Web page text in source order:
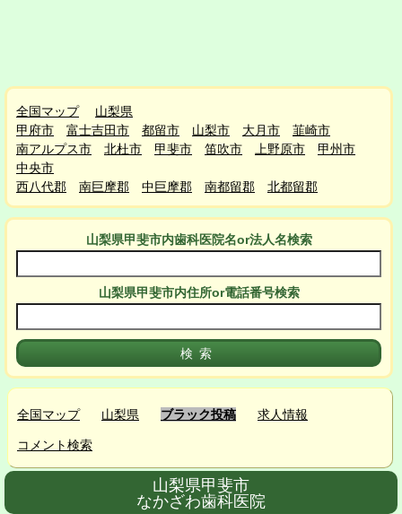
全国マップ
山梨県
甲府市
富士吉田市 都留市 山梨市 大月市
韮崎市
南アルプス市
北杜市 甲斐市 笛吹市 上野原市
甲州市
中央市
西八代郡
南巨摩郡 中巨摩郡 南都留郡 北都留郡
山梨県甲斐市内歯科医院名or法人名検索
山梨県甲斐市内住所or電話番号検索
全国マップ 山梨県 ブラック投稿 求人情報
コメント検索
山梨県甲斐市
なかざわ歯科医院